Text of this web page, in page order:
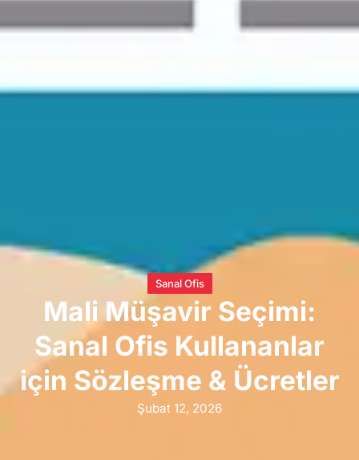
Sanal Ofis
Mali Müşavir Seçimi:
Sanal Ofis Kullananlar
için Sözleşme & Ücretler
Şubat 12, 2026